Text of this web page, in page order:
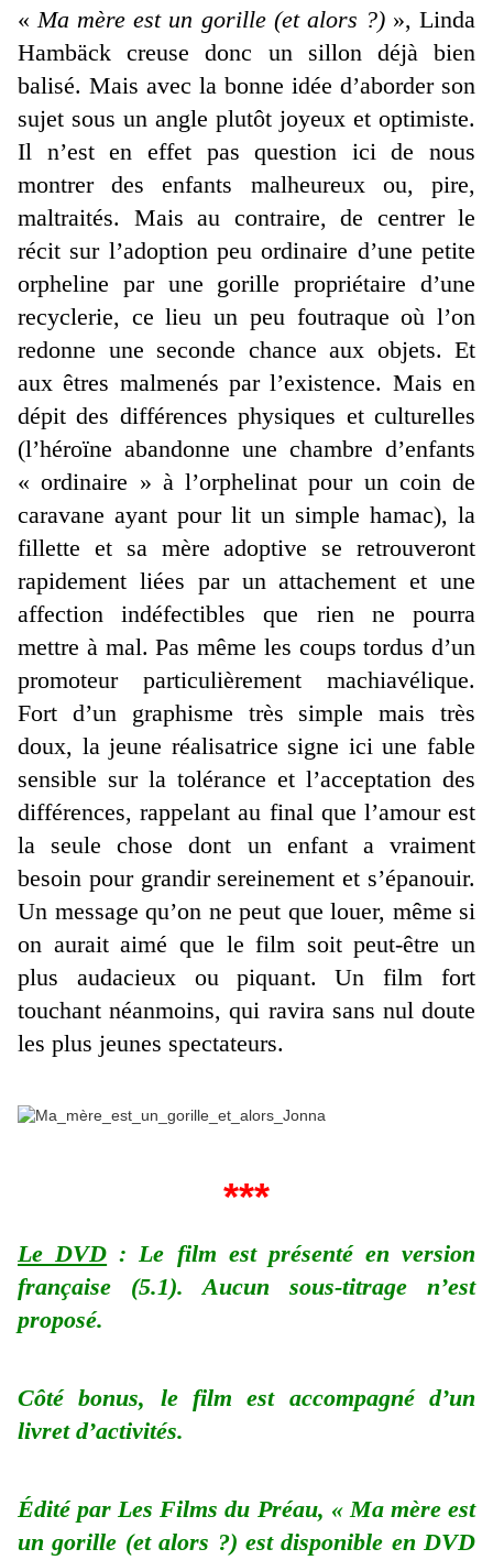
«Ma mère est un gorille (et alors ?)», Linda
Hambäck creuse donc un sillon déjà bien
balisé. Mais avec la bonne idée d’aborder son
sujet sous un angle plutôt joyeux et optimiste.
Il n’est en effet pas question ici de nous
montrer des enfants malheureux ou, pire,
maltraités. Mais au contraire, de centrer le
récit sur l’adoption peu ordinaire d’une petite
orpheline par une gorille propriétaire d’une
recyclerie, ce lieu un peu foutraque où l’on
redonne une seconde chance aux objets. Et
aux êtres malmenés par l’existence. Mais en
dépit des différences physiques et culturelles
(l’héroïne abandonne une chambre d’enfants
« ordinaire » à l’orphelinat pour un coin de
caravane ayant pour lit un simple hamac), la
fillette et sa mère adoptive se retrouveront
rapidement liées par un attachement et une
affection indéfectibles que rien ne pourra
mettre à mal. Pas même les coups tordus d’un
promoteur particulièrement machiavélique.
Fort d’un graphisme très simple mais très
doux, la jeune réalisatrice signe ici une fable
sensible sur la tolérance et l’acceptation des
différences, rappelant au final que l’amour est
la seule chose dont un enfant a vraiment
besoin pour grandir sereinement et s’épanouir.
Un message qu’on ne peut que louer, même si
on aurait aimé que le film soit peut-être un
plus audacieux ou piquant. Un film fort
touchant néanmoins, qui ravira sans nul doute
les plus jeunes spectateurs.
***
Le DVD : Le film est présenté en version
française (5.1). Aucun sous-titrage n’est
proposé.
Côté bonus, le film est accompagné d’un
livret d’activités.
Édité par Les Films du Préau, « Ma mère est
un gorille (et alors ?) est disponible en DVD